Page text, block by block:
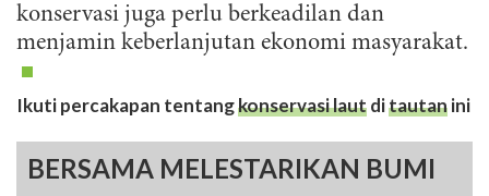
konservasi juga perlu berkeadilan dan
menjamin keberlanjutan ekonomi masyarakat.
Ikuti percakapan tentangkonservasi lautditautanini
BERSAMA MELESTARIKAN BUMI